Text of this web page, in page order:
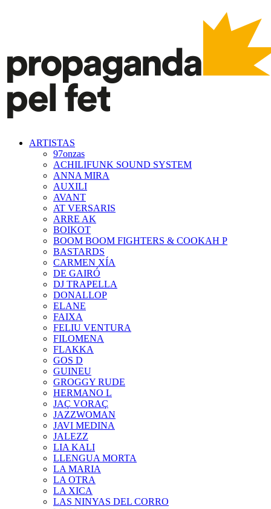
ARTISTAS
97onzas
ACHILIFUNK SOUND SYSTEM
ANNA MIRA
AUXILI
AVANT
AT VERSARIS
ARRE AK
BOIKOT
BOOM BOOM FIGHTERS & COOKAH P
BASTARDS
CARMEN XÍA
DE GAIRÓ
DJ TRAPELLA
DONALLOP
ELANE
FAIXA
FELIU VENTURA
FILOMENA
FLAKKA
GOS D
GUINEU
GROGGY RUDE
HERMANO L
JAÇ VORAÇ
JAZZWOMAN
JAVI MEDINA
JALEZZ
LIA KALI
LLENGUA MORTA
LA MARIA
LA OTRA
LA XICA
LAS NINYAS DEL CORRO